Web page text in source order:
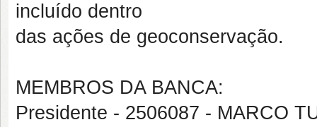
incluído dentro
das ações de geoconservação.
MEMBROS DA BANCA:
Presidente - 2506087 - MARCO